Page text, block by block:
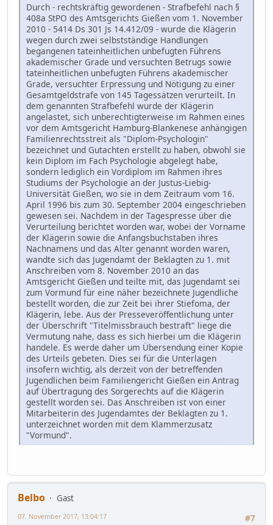
Durch - rechtskräftig gewordenen - Strafbefehl nach §
408a StPO des Amtsgerichts Gießen vom 1. November
2010 - 5414 Ds 301 Js 14.412/09 - wurde die Klägerin
wegen durch zwei selbstständige Handlungen
begangenen tateinheitlichen unbefugten Führens
akademischer Grade und versuchten Betrugs sowie
tateinheitlichen unbefugten Führens akademischer
Grade, versuchter Erpressung und Nötigung zu einer
Gesamtgeldstrafe von 145 Tagessätzen verurteilt. In
dem genannten Strafbefehl wurde der Klägerin
angelastet, sich unberechtigterweise im Rahmen eines
vor dem Amtsgericht Hamburg-Blankenese anhängigen
Familienrechtsstreit als "Diplom-Psychologin"
bezeichnet und Gutachten erstellt zu haben, obwohl sie
kein Diplom im Fach Psychologie abgelegt habe,
sondern lediglich ein Vordiplom im Rahmen ihres
Studiums der Psychologie an der Justus-Liebig-
Universität Gießen, wo sie in dem Zeitraum vom 16.
April 1996 bis zum 30. September 2004 eingeschrieben
gewesen sei. Nachdem in der Tagespresse über die
Verurteilung berichtet worden war, wobei der Vorname
der Klägerin sowie die Anfangsbuchstaben ihres
Nachnamens und das Alter genannt worden waren,
wandte sich das Jugendamt der Beklagten zu 1. mit
Anschreiben vom 8. November 2010 an das
Amtsgericht Gießen und teilte mit, das Jugendamt sei
zum Vormund für eine näher bezeichnete Jugendliche
bestellt worden, die zur Zeit bei ihrer Stiefoma, der
Klägerin, lebe. Aus der Presseveröffentlichung unter
der Überschrift "Titelmissbrauch bestraft" liege die
Vermutung nahe, dass es sich hierbei um die Klägerin
handele. Es werde daher um Übersendung einer Kopie
des Urteils gebeten. Dies sei für die Unterlagen
insofern wichtig, als derzeit von der betreffenden
Jugendlichen beim Familiengericht Gießen ein Antrag
auf Übertragung des Sorgerechts auf die Klägerin
gestellt worden sei. Das Anschreiben ist von einer
Mitarbeiterin des Jugendamtes der Beklagten zu 1.
unterzeichnet worden mit dem Klammerzusatz
"Vormund".
Belbo
Gast
#7
07. November 2017, 13:04:17